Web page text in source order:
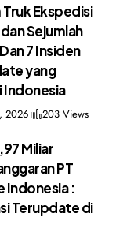
Ekspedisi
Sejumlah
7 Insiden
yang
Indonesia
2026 203 Views
Miliar
PT
Indonesia :
Terupdate di